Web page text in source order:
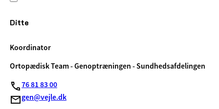
Ditte
Koordinator
Ortopædisk Team - Genoptræningen - Sundhedsafdelingen
76 81 83 00
gen@vejle.dk